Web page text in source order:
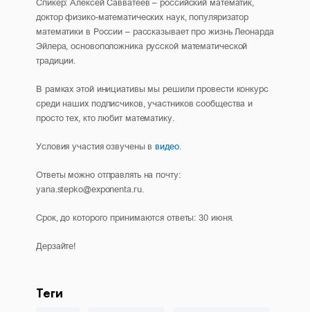
доктор физико-математических наук, популяризатор
математики в России – рассказывает про жизнь Леонарда
Эйлера, основоположника русской математической
традиции.
В рамках этой инициативы мы решили провести конкурс
среди наших подписчиков, участников сообщества и
просто тех, кто любит математику.
Условия участия озвучены ввидео.
Ответы можно отправлять на почту:
yana.stepko@exponenta.ru.
Срок, до которого принимаются ответы: 30 июня.
Дерзайте!
Теги